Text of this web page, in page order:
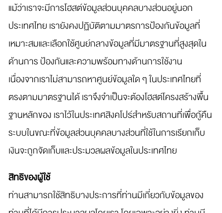
แม้ว่าเราจะมีการโฮสต์ข้อมูลส่วนบุคคลบางส่วนอยู่นอก
ประเทศไทย เรายังคงปฏิบัติตามมาตรการป้องกันข้อมูลที่
เหมาะสมและเลือกใช้ศูนย์กลางข้อมูลที่มีมาตรฐานที่สูงสุดใน
ด้านการ ป้องกันและความพร้อมทางด้านการใช้งาน
เนื่องจากเราไม่สามารถหาศูนย์ข้อมูลใด ๆ ในประเทศไทยที่
ตรงตามมาตรฐานได้ เราจึงจำเป็นจะต้องโฮสต์โครงสร้างพื้น
ฐานหลักของ เราไว้ในประเทศสิงคโปร์สำหรับสถานที่เพื่อกู้คืน
ระบบในขณะที่ข้อมูลส่วนบุคคลบางส่วนที่ใช้ในการเรียกเก็บ
เงินจะถูกจัดเก็บและประมวลผลข้อมูลในประเทศไทย
สิทธิของผู้ใช้
ท่านสามารถใช้สิทธิบางประการที่ท่านมีเกี่ยวกับข้อมูลของ